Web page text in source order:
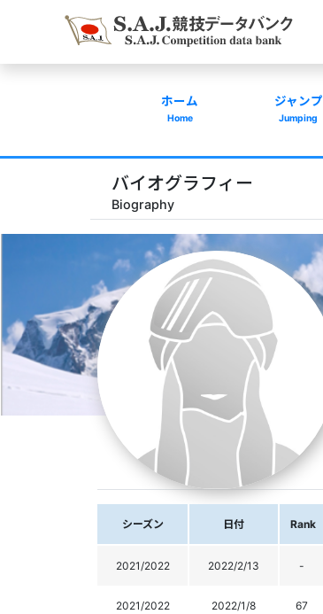
ホーム
Home
ジャンプ
Jumping
バイオグラフィー
Biography
シーズン 日付 Rank
2021/2022 2022/2/13 -
2021/2022 2022/1/8 67